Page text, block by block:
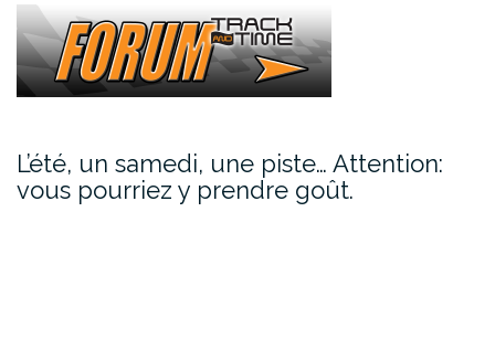
L’été, un samedi, une piste… Attention:
vous pourriez y prendre goût.